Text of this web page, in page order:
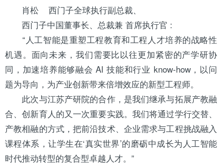
肖松 西门子全球执行副总裁、
西门子中国董事长、总裁兼 首席执行官 :
“人工智能是重塑工程教育和工程人才培养的战略性
机遇。面向未来，我们需要比以往更加紧密的产学研协
同，加速培养能够融会 AI 技能和行业 know-how，以问
题为导向，为产业创新带来倍增效应的新型工程师。
此次与江苏产研院的合作，是我们继承与拓展产教融
合、创新育人的又一次重要实践。我们将通过学行交替、
产教相融的方式，把前沿技术、企业需求与工程挑战融入
课程体系，让学生在‘真实世界’的磨砺中成长为人工智能
时代推动转型的复合型卓越人才。”